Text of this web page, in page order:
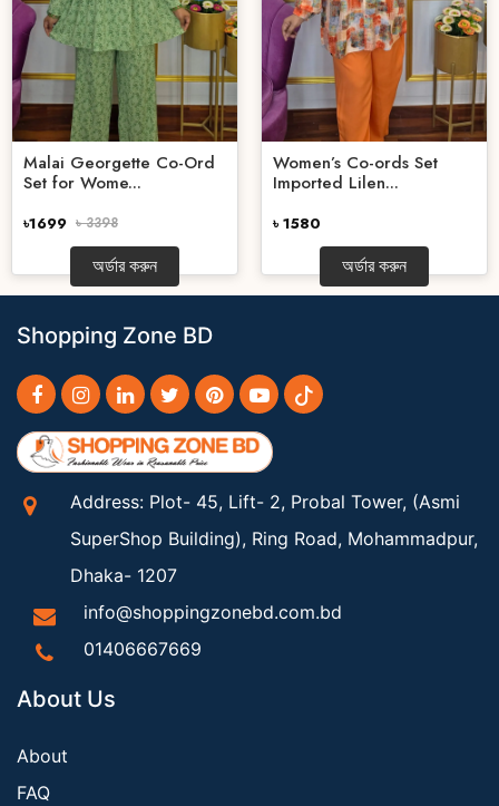
Malai Georgette Co-Ord
Set for Wome...
৳1699 ৳ 3398
অর্ডার করুন
Women’s Co-ords Set
Imported Lilen...
৳ 1580
অর্ডার করুন
Shopping Zone BD
Address: Plot- 45, Lift- 2, Probal Tower, (Asmi
SuperShop Building), Ring Road, Mohammadpur,
Dhaka- 1207
info@shoppingzonebd.com.bd
01406667669
About Us
About
FAQ